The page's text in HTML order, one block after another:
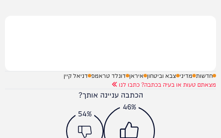
חדשות מדיני צבא וביטחון איראן דונלד טראמפ דניאל קיין
מצאתם טעות או בעיה בכתבה? כתבו לנו
הכתבה עניינה אותך?
46%
54%